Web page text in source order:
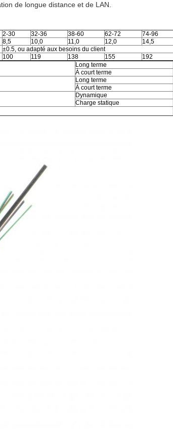
de longue distance et de LAN.
2-30 32-36 38-60 62-72 74-96
8,5 10,0 11,0 12,0 14,5
±0.5, ou adapté aux besoins du client
100 119 138 155 192
Long terme
À court terme
Long terme
À court terme
Dynamique
Charge statique